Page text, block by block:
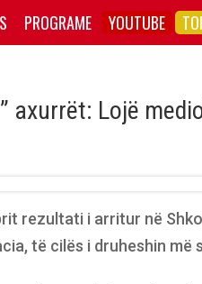
PROGRAME YOUTUBE
axurrët: Lojë
rezultati i arritur në
të cilës i druheshin më